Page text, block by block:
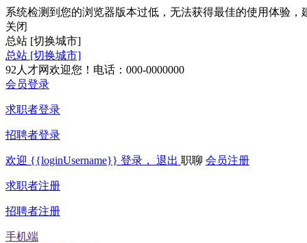
系统检测到您的浏览器版本过低，无法获得最佳的使用体验，
关闭
总站 [切换城市]
总站 [切换城市]
92人才网欢迎您！电话：000-0000000
会员登录
求职者登录
招聘者登录
欢迎 {{loginUsername}} 登录， 退出 职聊 会员注册
求职者注册
招聘者注册
手机端